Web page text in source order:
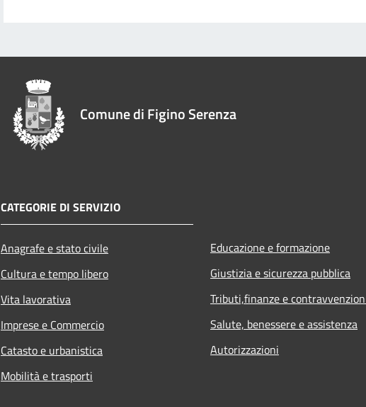
Comune di Figino Serenza
CATEGORIE DI SERVIZIO
Anagrafe e stato civile
Cultura e tempo libero
Vita lavorativa
Imprese e Commercio
Catasto e urbanistica
Mobilità e trasporti
Educazione e formazione
Giustizia e sicurezza pubblica
Tributi,finanze e
Salute, benessere e assistenza
Autorizzazioni